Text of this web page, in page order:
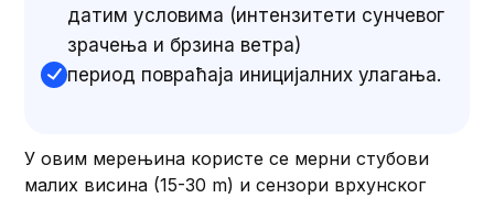
датим условима (интензитети сунчевог
зрачења и брзина ветра)
период повраћаја иницијалних улагања.
У овим мерењина користе се мерни стубови
малих висина (15-30 m) и сензори врхунског